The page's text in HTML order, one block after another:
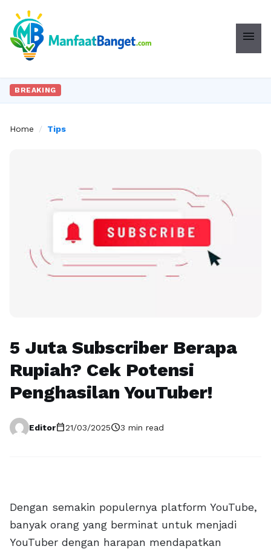
menu
BREAKING
Home / Tips
5 Juta Subscriber Berapa
Rupiah? Cek Potensi
Penghasilan YouTuber!
Editorcalendar_today21/03/2025schedule3 min read
Dengan semakin populernya platform YouTube,
banyak orang yang berminat untuk menjadi
YouTuber dengan harapan mendapatkan